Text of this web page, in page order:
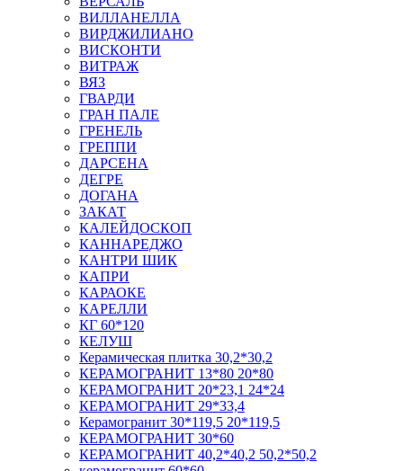
ВИЛЛАНЕЛЛА
ВИРДЖИЛИАНО
ВИСКОНТИ
ВИТРАЖ
ВЯЗ
ГВАРДИ
ГРАН ПАЛЕ
ГРЕНЕЛЬ
ГРЕППИ
ДАРСЕНА
ДЕГРЕ
ДОГАНА
ЗАКАТ
КАЛЕЙДОСКОП
КАННАРЕДЖО
КАНТРИ ШИК
КАПРИ
КАРАОКЕ
КАРЕЛЛИ
КГ 60*120
КЕЛУШ
Керамическая плитка 30,2*30,2
КЕРАМОГРАНИТ 13*80 20*80
КЕРАМОГРАНИТ 20*23,1 24*24
КЕРАМОГРАНИТ 29*33,4
Керамогранит 30*119,5 20*119,5
КЕРАМОГРАНИТ 30*60
КЕРАМОГРАНИТ 40,2*40,2 50,2*50,2